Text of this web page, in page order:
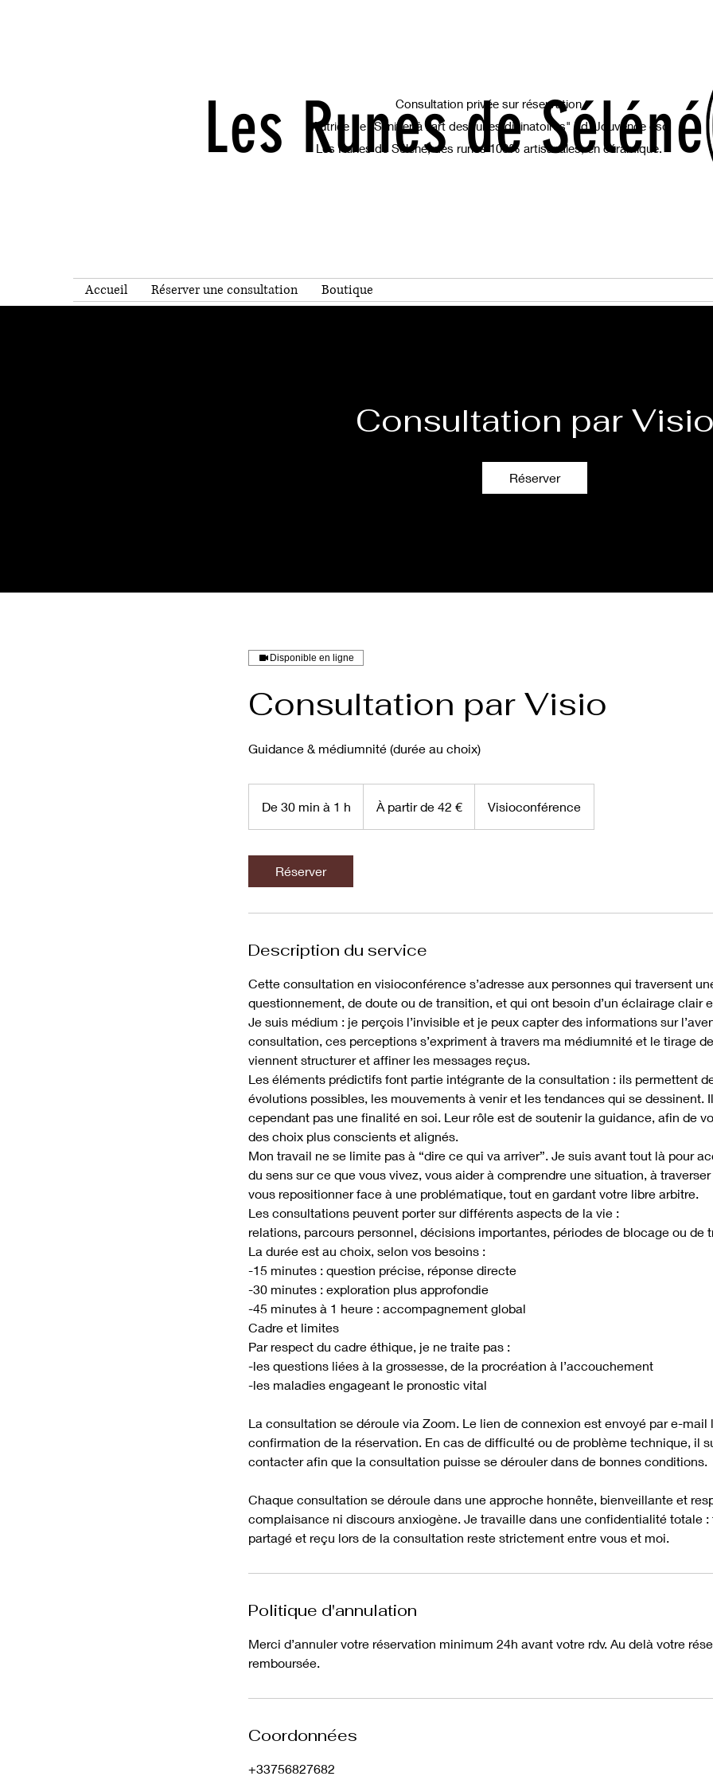
Les Runes de Séléné
Accueil Réserver une consultation Boutique
Consultation par
Réserver
Disponible en ligne
Consultation par Visio
Guidance & médiumnité (durée au choix)
De 30 min à 1 h
1
À partir de 42 € Visioconférence
Réserver
Description du service
Cette consultation en visioconférence s’adresse aux personnes qui traversent
questionnement, de doute ou de transition, et qui ont besoin d’un éclairage clair
Je suis médium : je perçois l’invisible et je peux capter des informations sur
consultation, ces perceptions s’expriment à travers ma médiumnité et le tirage
viennent structurer et affiner les messages reçus.
Les éléments prédictifs font partie intégrante de la consultation : ils permettent
évolutions possibles, les mouvements à venir et les tendances qui se dessinent.
cependant pas une finalité en soi. Leur rôle est de soutenir la guidance, afin de
des choix plus conscients et alignés.
Mon travail ne se limite pas à “dire ce qui va arriver”. Je suis avant tout là pour
du sens sur ce que vous vivez, vous aider à comprendre une situation, à
vous repositionner face à une problématique, tout en gardant votre libre arbitre.
Les consultations peuvent porter sur différents aspects de la vie :
relations, parcours personnel, décisions importantes, périodes de blocage ou de
La durée est au choix, selon vos besoins :
-15 minutes : question précise, réponse directe
-30 minutes : exploration plus approfondie
-45 minutes à 1 heure : accompagnement global
Cadre et limites
Par respect du cadre éthique, je ne traite pas :
-les questions liées à la grossesse, de la procréation à l’accouchement
-les maladies engageant le pronostic vital
La consultation se déroule via Zoom. Le lien de connexion est envoyé par e-mail
confirmation de la réservation. En cas de difficulté ou de problème technique, il
contacter afin que la consultation puisse se dérouler dans de bonnes conditions.
Chaque consultation se déroule dans une approche honnête, bienveillante et
complaisance ni discours anxiogène. Je travaille dans une confidentialité totale
partagé et reçu lors de la consultation reste strictement entre vous et moi.
Politique d'annulation
Merci d’annuler votre réservation minimum 24h avant votre rdv. Au delà votre
remboursée.
Coordonnées
+33756827682
Consultation privée sur réservation.
Autrice de "S'initier à l'art des runes divinatoires" Ed. Jouvence éso
Les Runes de Séléné, des runes 100% artisanales, en céramique.